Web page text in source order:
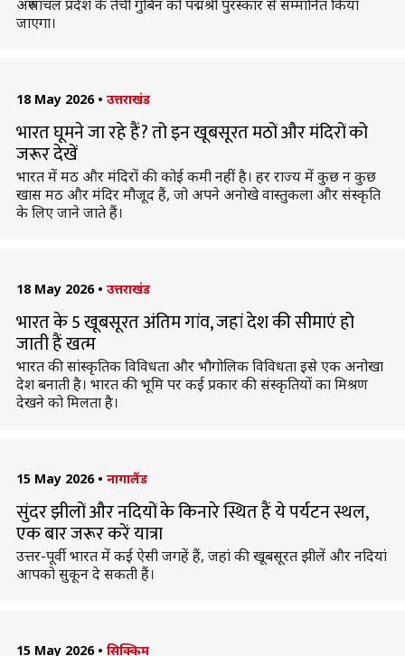
अरुणाचल प्रदेश के तेची गुबिन को पद्मश्री पुरस्कार से सम्मानित किया
जाएगा।
18 May 2026 • उत्तराखंड
भारत घूमने जा रहे हैं? तो इन खूबसूरत मठों और मंदिरों को
जरूर देखें
भारत में मठ और मंदिरों की कोई कमी नहीं है। हर राज्य में कुछ न कुछ
खास मठ और मंदिर मौजूद हैं, जो अपने अनोखे वास्तुकला और संस्कृति
के लिए जाने जाते हैं।
18 May 2026 • उत्तराखंड
भारत के 5 खूबसूरत अंतिम गांव, जहां देश की सीमाएं हो
जाती हैं खत्म
भारत की सांस्कृतिक विविधता और भौगोलिक विविधता इसे एक अनोखा
देश बनाती है। भारत की भूमि पर कई प्रकार की संस्कृतियों का मिश्रण
देखने को मिलता है।
15 May 2026 • नागालैंड
सुंदर झीलों और नदियों के किनारे स्थित हैं ये पर्यटन स्थल,
एक बार जरूर करें यात्रा
उत्तर-पूर्वी भारत में कई ऐसी जगहें हैं, जहां की खूबसूरत झीलें और नदियां
आपको सुकून दे सकती हैं।
15 May 2026 • सिक्किम